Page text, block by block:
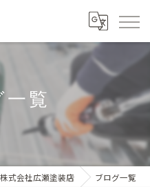
覧
式会社広瀬塗装店 ブログ一覧